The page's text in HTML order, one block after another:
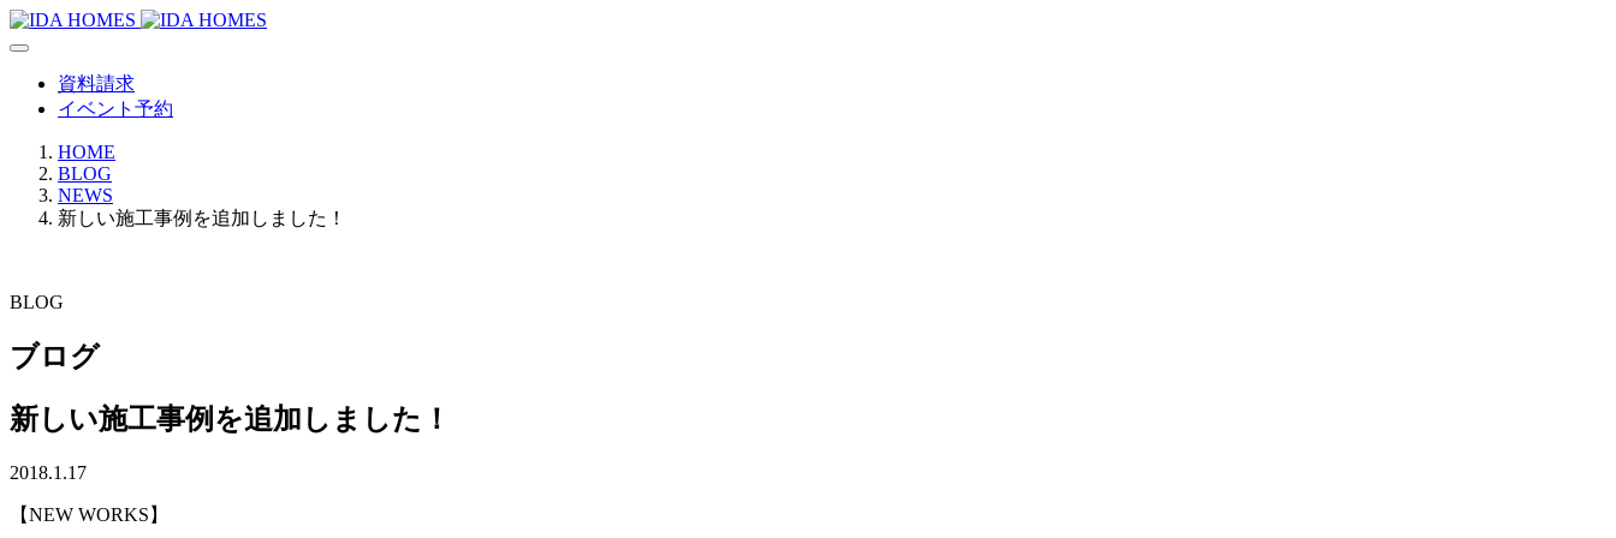
資料請求
イベント予約
HOME
BLOG
NEWS
新しい施工事例を追加しました！
BLOG
ブログ
新しい施工事例を追加しました！
2018.1.17
【NEW WORKS】